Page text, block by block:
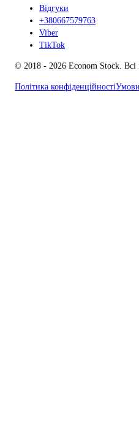
Відгуки
+380667579763
Viber
TikTok
© 2018 - 2026 Econom Stock. Всі
Політика конфіденційності